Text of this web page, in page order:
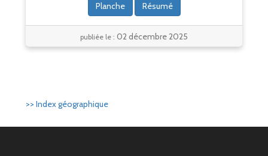
Planche Résumé
publiée le : 02 décembre 2025
>> Index géographique